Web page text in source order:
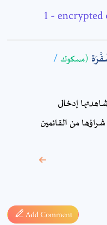
- encrypted
(مسكوك /
إدخال
من القائمين
Add Comment
* sign, it means